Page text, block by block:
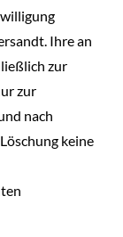
Ihre an
zur
zur
nach
keine